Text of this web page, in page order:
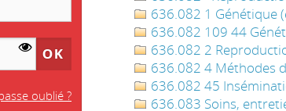
636.082 1 Génétique
636.082 109 44
636.082 2
636.082 4 Méthodes
636.082 45
636.083 Soins,
oublié ?